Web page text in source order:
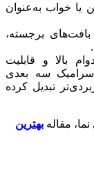
یا خواب به‌عنوان
بافت‌های برجسته،
بالا و قابلیت
سه بعدی
تبدیل کرده
مقاله بهترین